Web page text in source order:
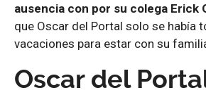
ausencia con por su colega Erick
que Oscar del Portal solo se había
vacaciones para estar con su
Oscar del